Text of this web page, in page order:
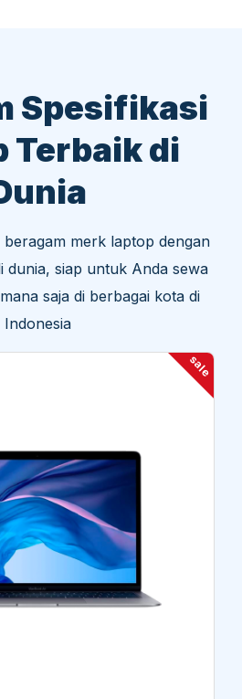
Spesifikasi
Terbaik di
beragam merk laptop dengan
dunia, siap untuk Anda sewa
saja di berbagai kota di
Indonesia
sale